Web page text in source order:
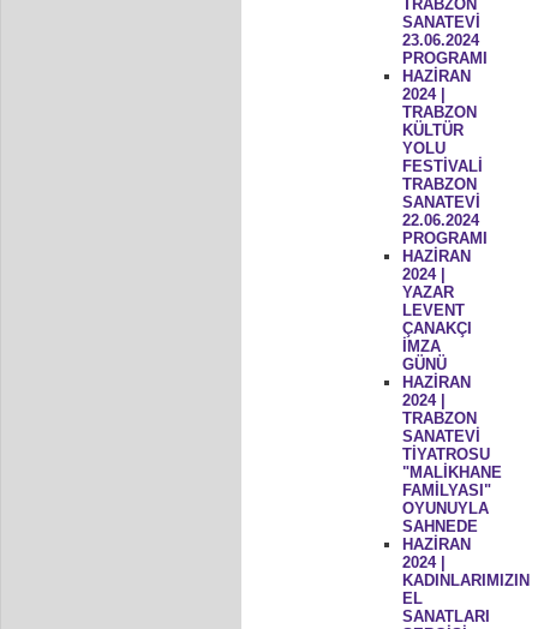
TRABZON
SANATEVİ
23.06.2024
PROGRAMI
HAZİRAN
2024 |
TRABZON
KÜLTÜR
YOLU
FESTİVALİ
TRABZON
SANATEVİ
22.06.2024
PROGRAMI
HAZİRAN
2024 |
YAZAR
LEVENT
ÇANAKÇI
İMZA
GÜNÜ
HAZİRAN
2024 |
TRABZON
SANATEVİ
TİYATROSU
"MALİKHANE
FAMİLYASI"
OYUNUYLA
SAHNEDE
HAZİRAN
2024 |
KADINLARIMIZIN
EL
SANATLARI